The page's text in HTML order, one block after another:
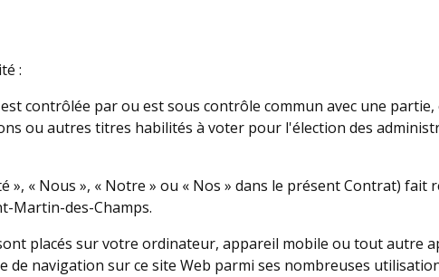
:
contrôlée par ou est sous contrôle commun avec une
ou autres titres habilités à voter pour l'élection des
», « Nous », « Notre » ou « Nos » dans le présent Contrat) fait
Martin-des-Champs.
placés sur votre ordinateur, appareil mobile ou tout autre
navigation sur ce site Web parmi ses nombreuses